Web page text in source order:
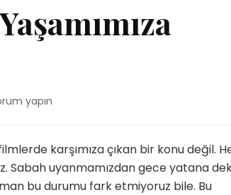
yapın
karşımıza çıkan bir konu değil.
Sabah uyanmamızdan gece yatana
bu durumu fark etmiyoruz bile. Bu